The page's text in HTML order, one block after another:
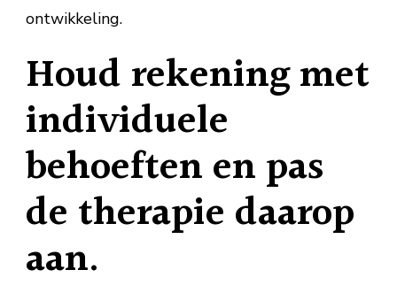
ontwikkeling.
Houd rekening met
individuele
behoeften en pas
de therapie daarop
aan.